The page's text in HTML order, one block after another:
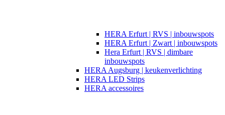
HERA Erfurt | RVS | inbouwspots
HERA Erfurt | Zwart | inbouwspots
Hera Erfurt | RVS | dimbare
inbouwspots
HERA Augsburg | keukenverlichting
HERA LED Strips
HERA accessoires